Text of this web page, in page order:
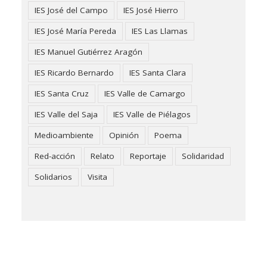
IES José del Campo
IES José Hierro
IES José María Pereda
IES Las Llamas
IES Manuel Gutiérrez Aragón
IES Ricardo Bernardo
IES Santa Clara
IES Santa Cruz
IES Valle de Camargo
IES Valle del Saja
IES Valle de Piélagos
Medioambiente
Opinión
Poema
Red-acción
Relato Reportaje
Solidaridad
Solidarios
Visita